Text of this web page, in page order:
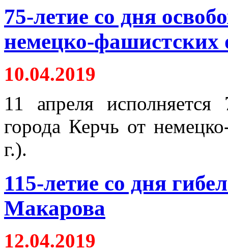
75-летие со дня
немецко-фашистских
10.04.2019
11 апреля
города Керчь от
г.).
115-летие со дня
Макарова
12.04.2019